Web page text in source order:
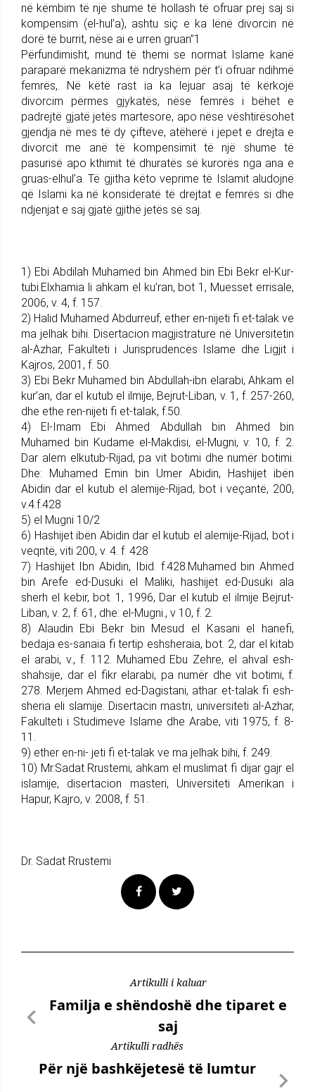
në këmbim të një shume të hollash të ofruar prej saj si
kompensim (el-hul’a), ashtu siç e ka lënë divorcin në
dorë të burrit, nëse ai e urren gruan”1
Përfundimisht, mund të themi se normat Islame kanë
paraparë mekanizma të ndryshëm për t’i ofruar ndihmë
femrës,. Në këtë rast ia ka lejuar asaj të kërkojë
divorcim përmes gjykatës, nëse femrës i bëhet e
padrejtë gjatë jetës martesore, apo nëse vështirësohet
gjendja në mes të dy çifteve, atëherë i jepet e drejta e
divorcit me anë të kompensimit të një shume të
pasurisë apo kthimit të dhuratës së kurorës nga ana e
gruas-elhul’a. Të gjitha këto veprime të Islamit aludojnë
që Islami ka në konsideratë të drejtat e femrës si dhe
ndjenjat e saj gjatë gjithë jetës së saj.
1) Ebi Abdilah Muhamed bin Ahmed bin Ebi Bekr el-Kur-
tubi.Elxhamia li ahkam el ku’ran, bot 1, Muesset errisale,
2006, v. 4, f. 157.
2) Halid Muhamed Abdurreuf, ether en-nijeti fi et-talak ve
ma jelhak bihi. Disertacion magjistrature në Universitetin
al-Azhar, Fakulteti i Jurisprudencës Islame dhe Ligjit i
Kajros, 2001, f. 50.
3) Ebi Bekr Muhamed bin Abdullah-ibn elarabi, Ahkam el
kur’an, dar el kutub el ilmije, Bejrut-Liban, v. 1, f. 257-260,
dhe ethe ren-nijeti fi et-talak, f.50.
4) El-Imam Ebi Ahmed Abdullah bin Ahmed bin
Muhamed bin Kudame el-Makdisi, el-Mugni, v. 10, f. 2.
Dar alem elkutub-Rijad, pa vit botimi dhe numër botimi.
Dhe: Muhamed Emin bin Umer Abidin, Hashijet ibën
Abidin dar el kutub el alemije-Rijad, bot i veçantë, 200,
v.4.f.428
5) el Mugni 10/2
6) Hashijet ibën Abidin dar el kutub el alemije-Rijad, bot i
veqntë, viti 200, v. 4. f. 428
7) Hashijet Ibn Abidin, Ibid. f.428.Muhamed bin Ahmed
bin Arefe ed-Dusuki el Maliki, hashijet ed-Dusuki ala
sherh el kebir, bot. 1, 1996, Dar el kutub el ilmije Bejrut-
Liban, v. 2, f. 61, dhe: el-Mugni., v 10, f. 2.
8) Alaudin Ebi Bekr bin Mesud el Kasani el hanefi,
bedaja es-sanaia fi tertip eshsheraia, bot. 2, dar el kitab
el arabi, v., f. 112. Muhamed Ebu Zehre, el ahval esh-
shahsije, dar el fikr elarabi, pa numër dhe vit botimi, f.
278. Merjem Ahmed ed-Dagistani, athar et-talak fi esh-
sheria eli slamije. Disertacin mastri, universiteti al-Azhar,
Fakulteti i Studimeve Islame dhe Arabe, viti 1975, f. 8-
11.
9) ether en-ni- jeti fi et-talak ve ma jelhak bihi, f. 249.
10) Mr.Sadat Rrustemi, ahkam el muslimat fi dijar gajr el
islamije, disertacion masteri, Universiteti Amerikan i
Hapur, Kajro, v. 2008, f. 51.
Dr. Sadat Rrustemi
Artikulli i kaluar
Familja e shëndoshë dhe tiparet e
saj
Artikulli radhës
Për një bashkëjetesë të lumtur